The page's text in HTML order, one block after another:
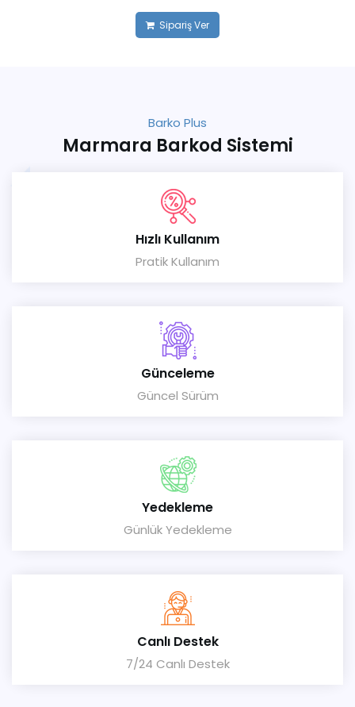
Sipariş Ver
Barko Plus
Marmara Barkod Sistemi
Hızlı Kullanım
Pratik Kullanım
Günceleme
Güncel Sürüm
Yedekleme
Günlük Yedekleme
Canlı Destek
7/24 Canlı Destek